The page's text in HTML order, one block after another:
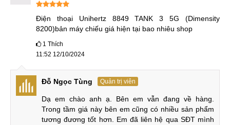
có pin 15.500mAh đã khiến thiết bị sử dụng rất lâu dài.
23.800mAh.
So sánh pin, sạc Unihertz TANK 3 và Unihertz TANK 2:
Unihertz TANK 3 Unihertz TANK 2
Pin Li-Po 23.800 mAh Li-Po 15.500 mAh
Điện thoại Unihertz 8849 TANK 3 5G (Dimensity
8200)bản máy chiếu giá hiện tại bao nhiêu shop
1 Thích
11:52 12/10/2024
Đỗ Ngọc Tùng Quản trị viên
Dạ em chào anh ạ. Bên em vẫn đang về hàng.
Trong tầm giá này bên em cũng có nhiều sản phẩm
tương đương tốt hơn. Em đã liên hệ qua SĐT mình